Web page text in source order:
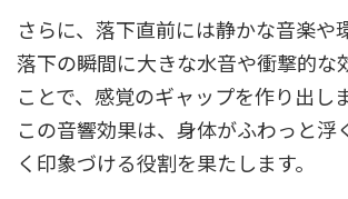
さらに、落下直前には静かな音楽や
落下の瞬間に大きな水音や衝撃的な
ことで、感覚のギャップを作り出しま
この音響効果は、身体がふわっと浮
く印象づける役割を果たします。